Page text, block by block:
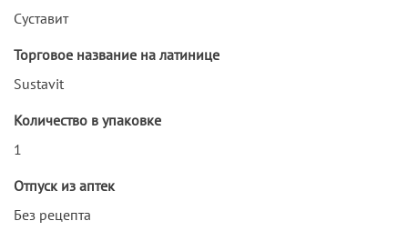
Суставит
Торговое название на латинице
Sustavit
Количество в упаковке
1
Отпуск из аптек
Без рецепта